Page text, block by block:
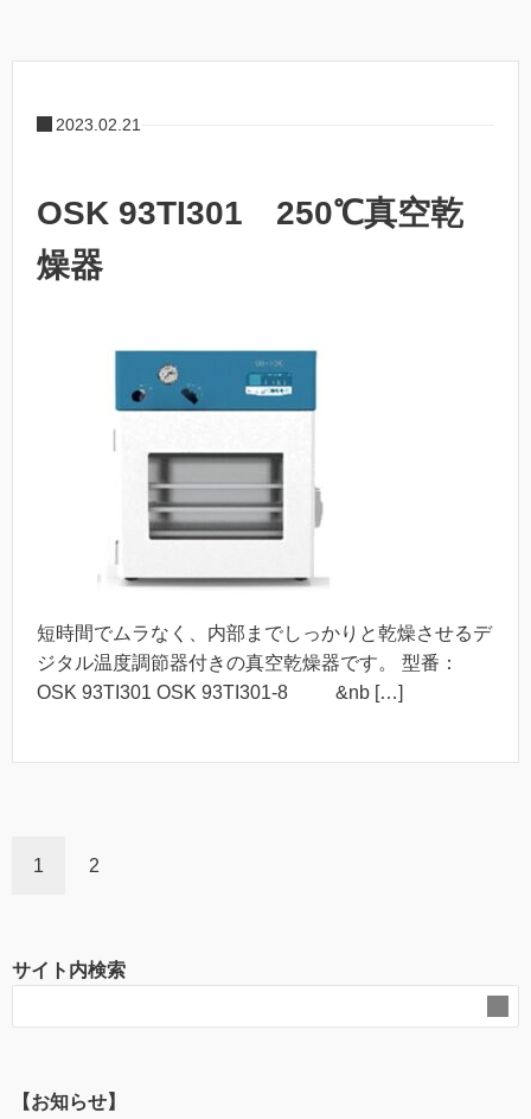
2023.02.21
OSK 93TI301 250℃真空乾
燥器
短時間でムラなく、内部までしっかりと乾燥させるデ
ジタル温度調節器付きの真空乾燥器です。 型番：
OSK 93TI301 OSK 93TI301-8 &nb […]
1 2
サイト内検索
【お知らせ】